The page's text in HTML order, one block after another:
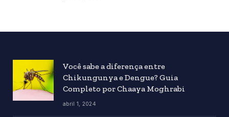
Você sabe a diferença entre
Chikungunya e Dengue? Guia
Completo por Chaaya Moghrabi
abril 1, 2024